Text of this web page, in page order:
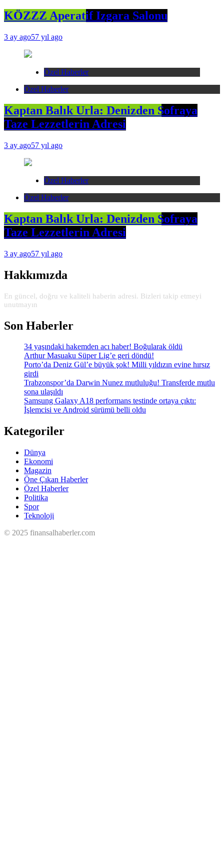
KÖZZZ Aperatif Izgara Salonu
3 ay ago57 yıl ago
Özel Haberler
Özel Haberler
Kaptan Balık Urla: Denizden Sofraya
Taze Lezzetlerin Adresi
3 ay ago57 yıl ago
Özel Haberler
Özel Haberler
Kaptan Balık Urla: Denizden Sofraya
Taze Lezzetlerin Adresi
3 ay ago57 yıl ago
Hakkımızda
En güncel, doğru ve kaliteli haberin adresi. Bizleri takip etmeyi
unutmayın
Son Haberler
34 yaşındaki hakemden acı haber! Boğularak öldü
Arthur Masuaku Süper Lig’e geri döndü!
Porto’da Deniz Gül’e büyük şok! Milli yıldızın evine hırsız
girdi
Trabzonspor’da Darwin Nunez mutluluğu! Transferde mutlu
sona ulaşıldı
Samsung Galaxy A18 performans testinde ortaya çıktı:
İşlemcisi ve Android sürümü belli oldu
Kategoriler
Dünya
Ekonomi
Magazin
Öne Çıkan Haberler
Özel Haberler
Politika
Spor
Teknoloji
© 2025 finansalhaberler.com